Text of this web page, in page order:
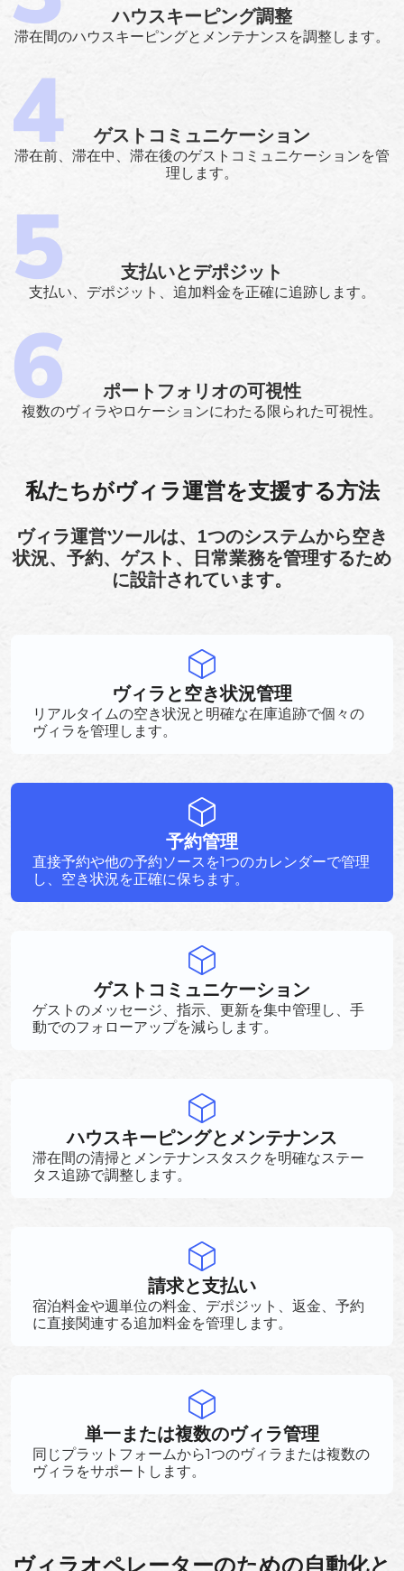
ハウスキーピング調整
滞在間のハウスキーピングとメンテナンスを調整します。
ゲストコミュニケーション
滞在前、滞在中、滞在後のゲストコミュニケーションを管
理します。
支払いとデポジット
支払い、デポジット、追加料金を正確に追跡します。
ポートフォリオの可視性
複数のヴィラやロケーションにわたる限られた可視性。
私たちがヴィラ運営を支援する方法
ヴィラ運営ツールは、1つのシステムから空き
状況、予約、ゲスト、日常業務を管理するため
に設計されています。
ヴィラと空き状況管理
リアルタイムの空き状況と明確な在庫追跡で個々の
ヴィラを管理します。
予約管理
直接予約や他の予約ソースを1つのカレンダーで管理
し、空き状況を正確に保ちます。
ゲストコミュニケーション
ゲストのメッセージ、指示、更新を集中管理し、手
動でのフォローアップを減らします。
ハウスキーピングとメンテナンス
滞在間の清掃とメンテナンスタスクを明確なステー
タス追跡で調整します。
請求と支払い
宿泊料金や週単位の料金、デポジット、返金、予約
に直接関連する追加料金を管理します。
単一または複数のヴィラ管理
同じプラットフォームから1つのヴィラまたは複数の
ヴィラをサポートします。
ヴィラオペレーターのための自動化と